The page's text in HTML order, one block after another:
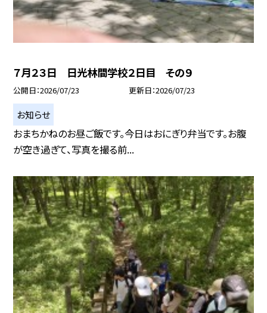
７月２３日 日光林間学校２日目 その９
公開日 2026/07/23 更新日 2026/07/23
お知らせ
おまちかねのお昼ご飯です。今日はおにぎり弁当です。お腹
が空き過ぎて、写真を撮る前...